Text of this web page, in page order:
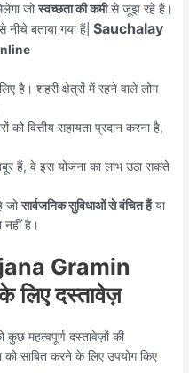
जोस्वच्छता की कमीसे जूझ रहे हैं।
नीचे बताया गया हैं|Sauchalay
है। शहरी क्षेत्रों में रहने वाले लोग
को वित्तीय सहायता प्रदान करना है,
हैं, वे इस योजना का लाभ उठा सकते
जोसार्वजनिक सुविधाओं से वंचित हैंया
नहीं है।
Gramin
दस्तावेज़
महत्वपूर्ण दस्तावेज़ों की
साबित करने के लिए उपयोग किए